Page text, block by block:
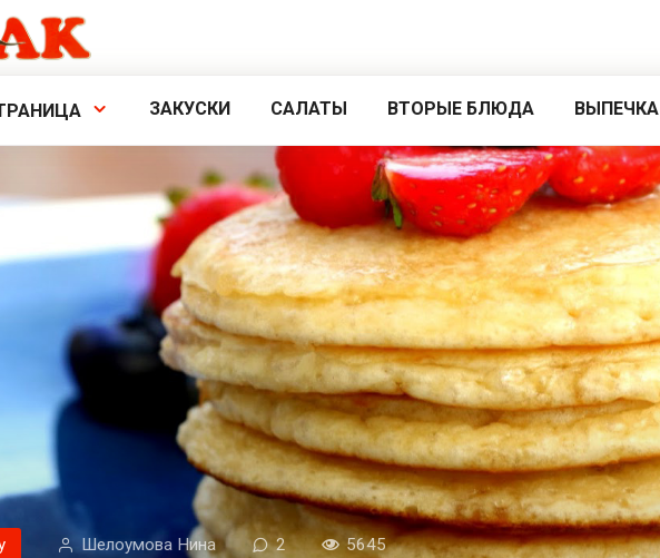
ЗАКУСКИ САЛАТЫ ВТОРЫЕ БЛЮДА ВЫПЕЧКА
Шелоумова Нина 2 5645